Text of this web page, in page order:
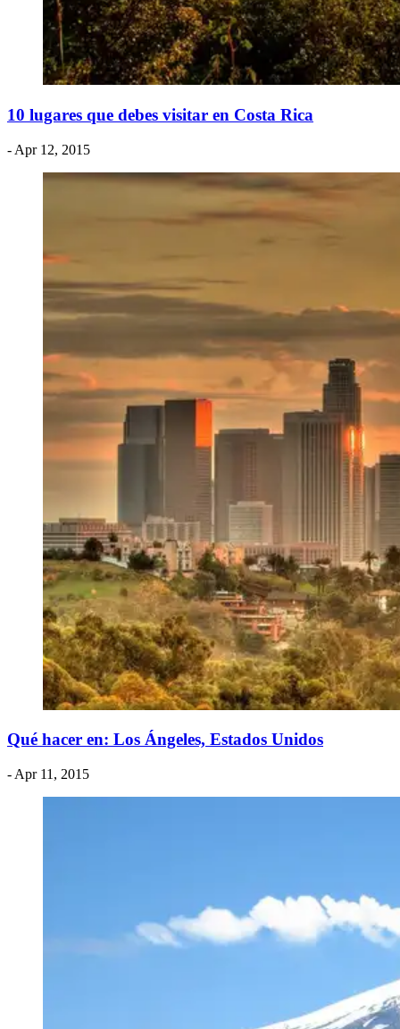
​10 lugares que debes visitar en Costa Rica
- Apr 12, 2015
​Qué hacer en: Los Ángeles, Estados Unidos
- Apr 11, 2015